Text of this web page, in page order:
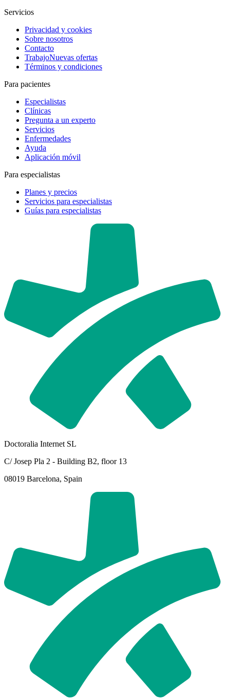
Servicios
Privacidad y cookies
Sobre nosotros
Contacto
TrabajoNuevas ofertas
Términos y condiciones
Para pacientes
Especialistas
Clínicas
Pregunta a un experto
Servicios
Enfermedades
Ayuda
Aplicación móvil
Para especialistas
Planes y precios
Servicios para especialistas
Guías para especialistas
Doctoralia Internet SL
C/ Josep Pla 2 - Building B2, floor 13
08019 Barcelona, Spain